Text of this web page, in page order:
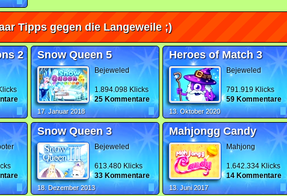
Tipps gegen die Langeweile ;)
2 Snow Queen 5
Bejeweled
1.894.098 Klicks
25 Kommentare
17. Januar 2018
Heroes of Match 3
Bejeweled
791.919 Klicks
59 Kommentare
13. Oktober 2020
Snow Queen 3
Bejeweled
613.480 Klicks
33 Kommentare
18. Dezember 2013
Mahjongg Candy
Mahjong
1.642.334 Klicks
14 Kommentare
13. Juni 2017